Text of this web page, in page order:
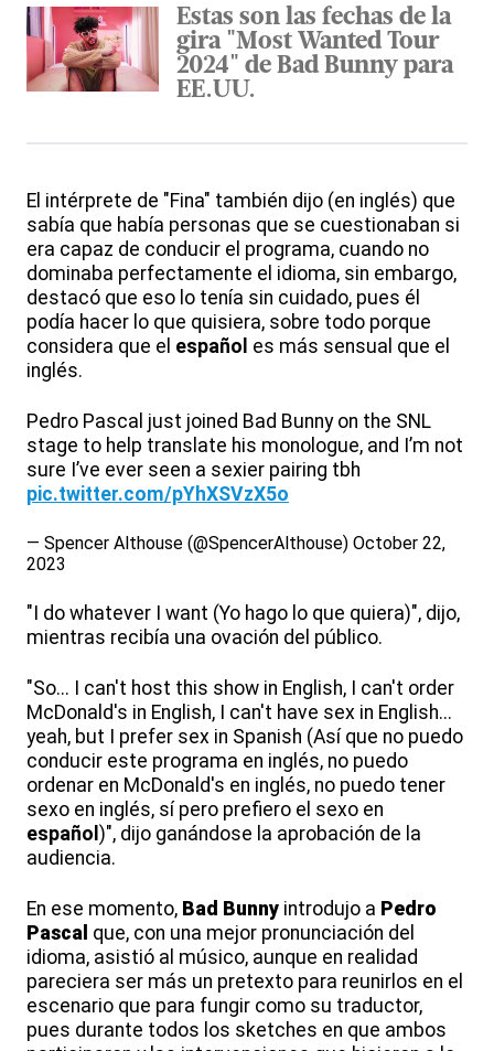
Estas son las fechas de la
gira "Most Wanted Tour
2024" de Bad Bunny para
EE.UU.
El intérprete de "Fina" también dijo (en inglés) que
sabía que había personas que se cuestionaban si
era capaz de conducir el programa, cuando no
dominaba perfectamente el idioma, sin embargo,
destacó que eso lo tenía sin cuidado, pues él
podía hacer lo que quisiera, sobre todo porque
considera que el español es más sensual que el
inglés.
Pedro Pascal just joined Bad Bunny on the SNL
stage to help translate his monologue, and I’m not
sure I’ve ever seen a sexier pairing tbh
pic.twitter.com/pYhXSVzX5o
— Spencer Althouse (@SpencerAlthouse) October 22,
2023
"I do whatever I want (Yo hago lo que quiera)", dijo,
mientras recibía una ovación del público.
"So... I can't host this show in English, I can't order
McDonald's in English, I can't have sex in English...
yeah, but I prefer sex in Spanish (Así que no puedo
conducir este programa en inglés, no puedo
ordenar en McDonald's en inglés, no puedo tener
sexo en inglés, sí pero prefiero el sexo en
español )", dijo ganándose la aprobación de la
audiencia.
En ese momento, Bad Bunny introdujo a Pedro
Pascal que, con una mejor pronunciación del
idioma, asistió al músico, aunque en realidad
pareciera ser más un pretexto para reunirlos en el
escenario que para fungir como su traductor,
pues durante todos los sketches en que ambos